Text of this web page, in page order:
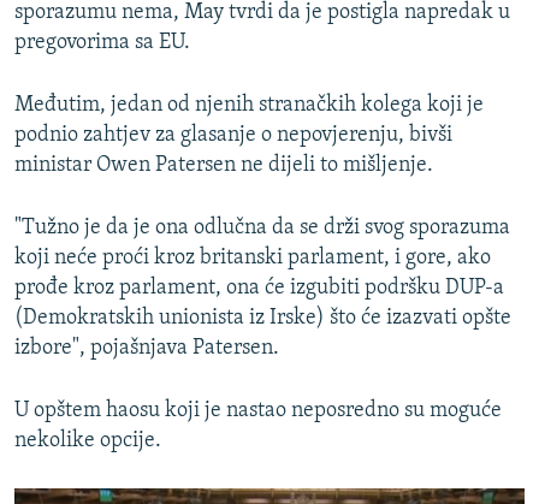
sporazumu nema, May tvrdi da je postigla napredak u
pregovorima sa EU.
Međutim, jedan od njenih stranačkih kolega koji je
podnio zahtjev za glasanje o nepovjerenju, bivši
ministar Owen Patersen ne dijeli to mišljenje.
"Tužno je da je ona odlučna da se drži svog sporazuma
koji neće proći kroz britanski parlament, i gore, ako
prođe kroz parlament, ona će izgubiti podršku DUP-a
(Demokratskih unionista iz Irske) što će izazvati opšte
izbore", pojašnjava Patersen.
U opštem haosu koji je nastao neposredno su moguće
nekolike opcije.